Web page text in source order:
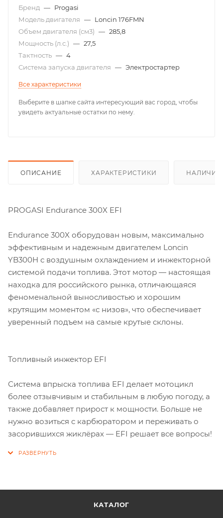
Бренд — Progasi
Модель двигателя — Loncin 176FMN
Объем двигателя (см3) — 285,8
Мощность (л.с.) — 27,5
Тактность — 4
Система запуска двигателя — Электростартер
Все характеристики
Выберите в шапке сайта интересующий вас город, чтобы
увидеть актуальные остатки по нему.
ОПИСАНИЕ ХАРАКТЕРИСТИКИ НАЛИЧИЕ
PROGASI Endurance 300X EFI
Endurance 300X оборудован новым, максимально
эффективным и надежным двигателем Loncin
YB300H с воздушным охлаждением и инжекторной
системой подачи топлива. Этот мотор — настоящая
находка для российского рынка, отличающаяся
феноменальной выносливостью и хорошим
крутящим моментом «с низов», что обеспечивает
уверенный подъем на самые крутые склоны.
Топливный инжектор EFI
Система впрыска топлива EFI делает мотоцикл
более отзывчивым и стабильным в любую погоду, а
также добавляет прирост к мощности. Больше не
нужно возиться с карбюратором и переживать о
засорившихся жиклёрах — EFI решает все вопросы!
КАТАЛОГ